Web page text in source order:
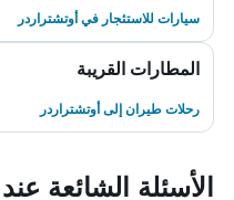
سيارات للاستئجار في أوتشتراردر
المطارات القريبة
رحلات طيران إلى أوتشتراردر